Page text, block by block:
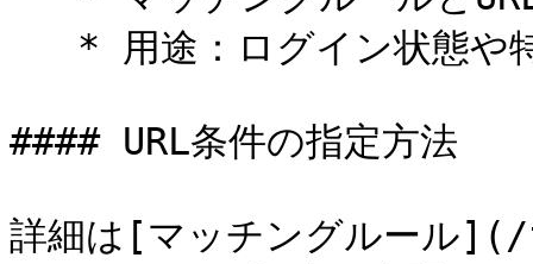
#### URL条件の指定方法
詳細は[マッチングルー